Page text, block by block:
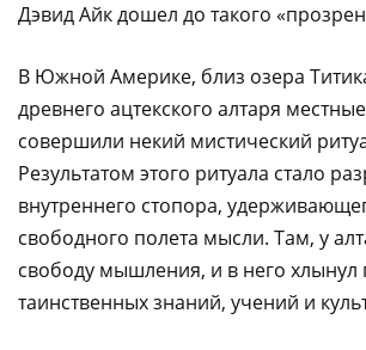
Дэвид Айк дошел до такого
В Южной Америке, близ озера
древнего ацтекского алтаря
совершили некий мистический
Результатом этого ритуала стало
внутреннего стопора,
свободного полета мысли. Там, у
свободу мышления, и в него хлынул
таинственных знаний, учений и